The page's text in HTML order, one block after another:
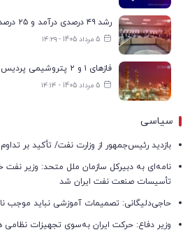
5 مرداد 1405 - ۱۴:۲۹
5 مرداد 1405 - ۱۴:۱۴
سیاسی
بازدید رئیس‌جمهور از وزارت نفت/ تأکید بر
نامه‌ای به دبیرکل سازمان ملل متحد: وزیر
تأسیسات صنعت نفت ایران شد
حاجی‌دلیگانی: تصمیمات آموزشی نباید موجب
وزیر دفاع: حرکت ایران به‌سوی تجهیزات